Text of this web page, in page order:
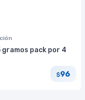
gramos pack por 4
$96